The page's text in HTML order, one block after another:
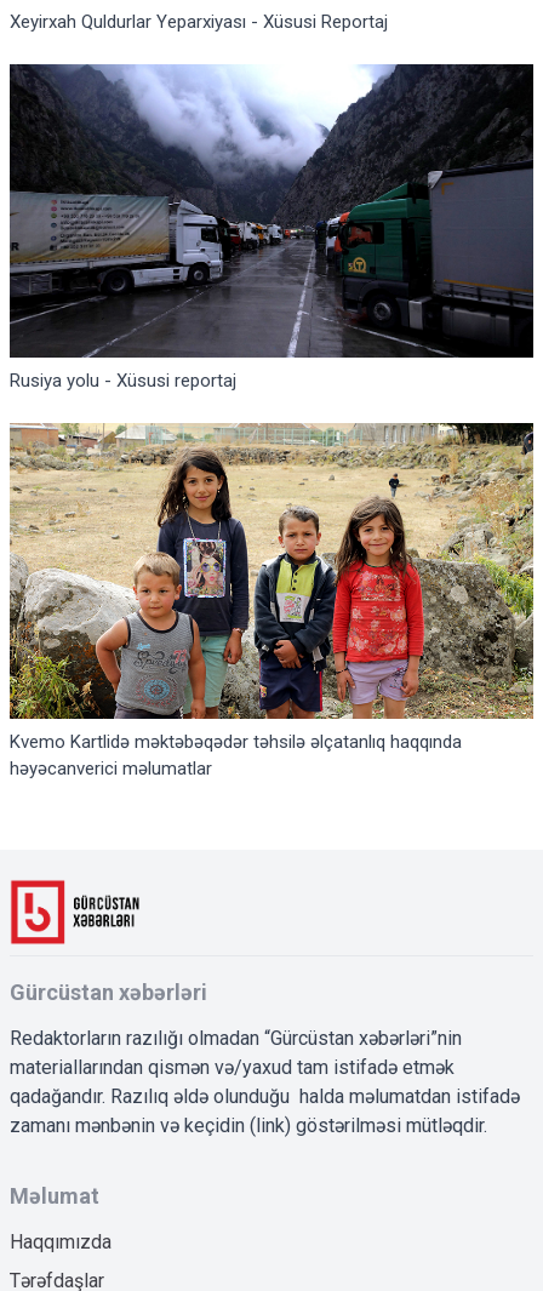
Xeyirxah Quldurlar Yeparxiyası - Xüsusi Reportaj
Rusiya yolu - Xüsusi reportaj
Kvemo Kartlidə məktəbəqədər təhsilə əlçatanlıq haqqında
həyəcanverici məlumatlar
Gürcüstan xəbərləri
Redaktorların razılığı olmadan “Gürcüstan xəbərləri”nin
materiallarından qismən və/yaxud tam istifadə etmək
qadağandır. Razılıq əldə olunduğu halda məlumatdan istifadə
zamanı mənbənin və keçidin (link) göstərilməsi mütləqdir.
Məlumat
Haqqımızda
Tərəfdaşlar